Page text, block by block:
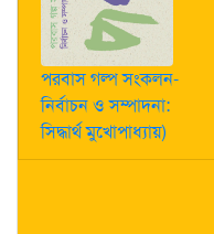
পরবাস গল্প সংকলন-
নির্বাচন ও সম্পাদনা:
সিদ্ধার্থ মুখোপাধ্যায়)